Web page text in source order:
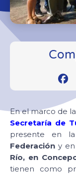
En el marco de
Secretaría de
presente en
Federación y
Río, en
tienen como